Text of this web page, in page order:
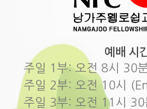
예배 시
주일 1부: 오전 8시 30
주일 2부: 오전 10시
주일 3부: 오전 11시 30